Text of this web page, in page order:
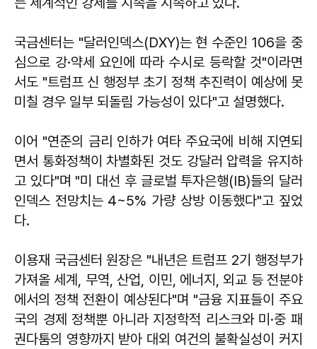
국금센터는 "달러인덱스(DXY)는 현 수준인 106을 중
심으로 강·약세 요인에 따라 수시로 등락할 것"이라면
서도 "트럼프 신 행정부 초기 정책 추진력이 예상에 못
미칠 경우 일부 되돌림 가능성이 있다"고 설명했다.
이어 "연준의 금리 인하가 여타 주요국에 비해 지연되
면서 통화정책이 차별화된 것도 강달러 압력을 유지하
고 있다"며 "미 대선 후 글로벌 투자은행(IB)들의 달러
인덱스 전망치는 4~5% 가량 상방 이동했다"고 짚었
다.
이용재 국금센터 원장은 "내년은 트럼프 2기 행정부가
가져올 세계, 무역, 산업, 이민, 에너지, 외교 등 전분야
에서의 정책 전환이 예상된다"며 "금융 지표들이 주요
국의 경제 정책뿐 아니라 지정학적 리스크와 미·중 패
권다툼의 영향까지 받아 대외 여건의 불확실성이 커지